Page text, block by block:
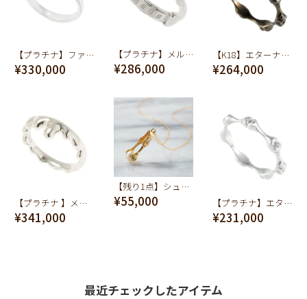
【プラチナ】ファーストバイトフォーク リング【オーダージュエリー】【受注予約】
¥330,000
【プラチナ】メルティーチョコレート リング【オーダージュエリー】【受注予約】
¥286,000
【K18】エターナル ボーン リング【オーダージュエリー】【受注予約】
¥264,000
【プラチナ 】メルト リング【オーダージュエリー】【受注予約】
¥341,000
【残り1点】シュガートング ネックレス K10-イエローゴールド
¥55,000 【プラチナ】エターナル ボーン リング【オーダージュエリー】【受注予約】
¥231,000
最近チェックしたアイテム